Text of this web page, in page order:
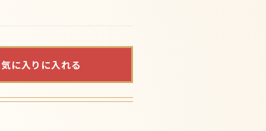
に入りに入れる